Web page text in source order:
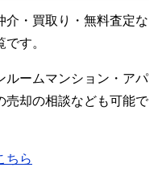
介・買取り・無料査定な
す。
ルームマンション・アパ
売却の相談なども可能で
ちら